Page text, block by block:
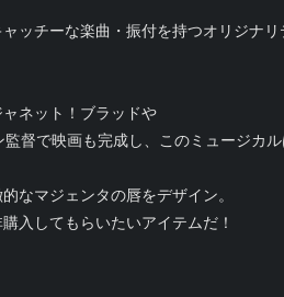
ッチーな楽曲・振付を持つオリジナリ
ネット！ブラッドや
督で映画も完成し、このミュージカ
なマジェンタの唇をデザイン。
入してもらいたいアイテムだ！